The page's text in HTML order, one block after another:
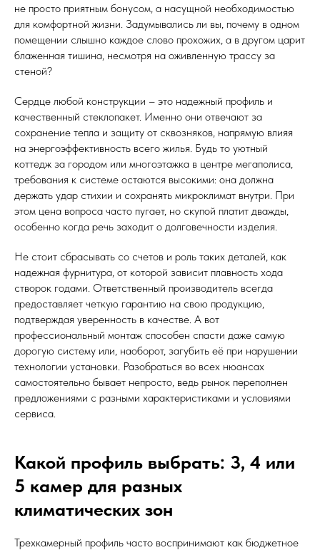
не просто приятным бонусом, а насущной необходимостью
для комфортной жизни. Задумывались ли вы, почему в одном
помещении слышно каждое слово прохожих, а в другом царит
блаженная тишина, несмотря на оживленную трассу за
стеной?
Сердце любой конструкции – это надежный профиль и
качественный стеклопакет. Именно они отвечают за
сохранение тепла и защиту от сквозняков, напрямую влияя
на энергоэффективность всего жилья. Будь то уютный
коттедж за городом или многоэтажка в центре мегаполиса,
требования к системе остаются высокими: она должна
держать удар стихии и сохранять микроклимат внутри. При
этом цена вопроса часто пугает, но скупой платит дважды,
особенно когда речь заходит о долговечности изделия.
Не стоит сбрасывать со счетов и роль таких деталей, как
надежная фурнитура, от которой зависит плавность хода
створок годами. Ответственный производитель всегда
предоставляет четкую гарантию на свою продукцию,
подтверждая уверенность в качестве. А вот
профессиональный монтаж способен спасти даже самую
дорогую систему или, наоборот, загубить её при нарушении
технологии установки. Разобраться во всех нюансах
самостоятельно бывает непросто, ведь рынок переполнен
предложениями с разными характеристиками и условиями
сервиса.
Какой профиль выбрать: 3, 4 или
5 камер для разных
климатических зон
Трехкамерный профиль часто воспринимают как бюджетное